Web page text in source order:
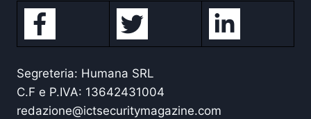
Segreteria: Humana SRL
C.F e P.IVA: 13642431004
redazione@ictsecuritymagazine.com